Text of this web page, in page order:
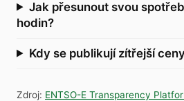
Jak přesunout svou
hodin?
Kdy se publikují zítřejší
Zdroj: ENTSO-E Transparency